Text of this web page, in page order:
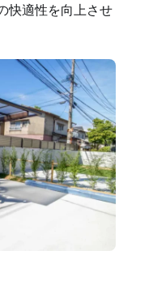
快適性を向上させ